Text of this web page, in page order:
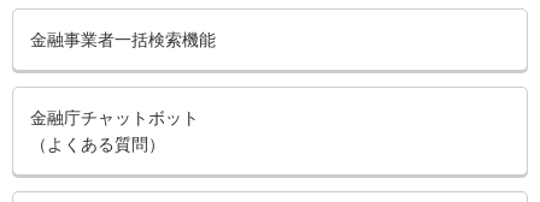
金融事業者一括検索機能
金融庁チャットボット
（よくある質問）